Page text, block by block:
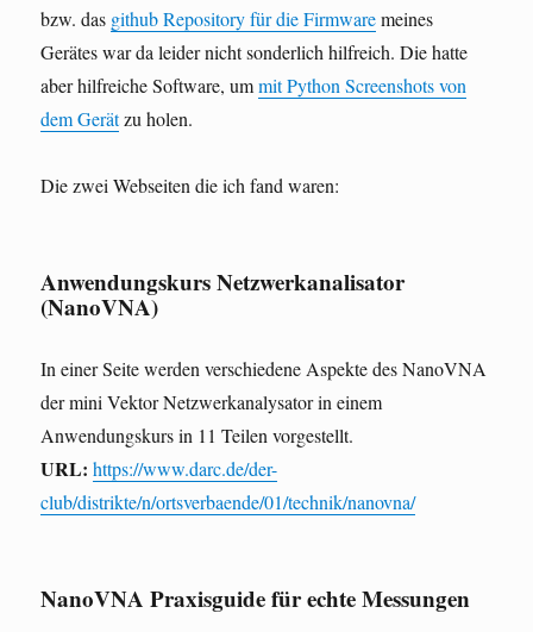
bzw. das github Repository für die Firmwaremeines
Gerätes war da leider nicht sonderlich hilfreich. Die hatte
aber hilfreiche Software, ummit Python Screenshots von
dem Gerätzu holen.
Die zwei Webseiten die ich fand waren:
Anwendungskurs Netzwerkanalisator
(NanoVNA)
In einer Seite werden verschiedene Aspekte des NanoVNA
der mini Vektor Netzwerkanalysator in einem
Anwendungskurs in 11 Teilen vorgestellt.
URL: https://www.darc.de/der-
club/distrikte/n/ortsverbaende/01/technik/nanovna/
NanoVNA Praxisguide für echte Messungen